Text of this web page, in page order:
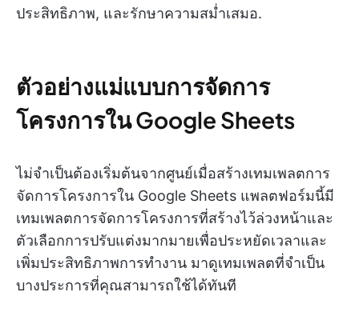
ประสิทธิภาพ, และรักษาความสม่ำเสมอ.
ตัวอย่างแม่แบบการจัดการ
โครงการใน Google Sheets
ไม่จำเป็นต้องเริ่มต้นจากศูนย์เมื่อสร้างเทมเพลตการ
จัดการโครงการใน Google Sheets แพลตฟอร์มนี้มี
เทมเพลตการจัดการโครงการที่สร้างไว้ล่วงหน้าและ
ตัวเลือกการปรับแต่งมากมายเพื่อประหยัดเวลาและ
เพิ่มประสิทธิภาพการทำงาน มาดูเทมเพลตที่จำเป็น
บางประการที่คุณสามารถใช้ได้ทันที